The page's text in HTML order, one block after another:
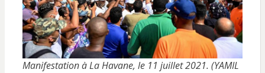
Manifestation à La Havane, le 11 juillet 2021. (YAMIL